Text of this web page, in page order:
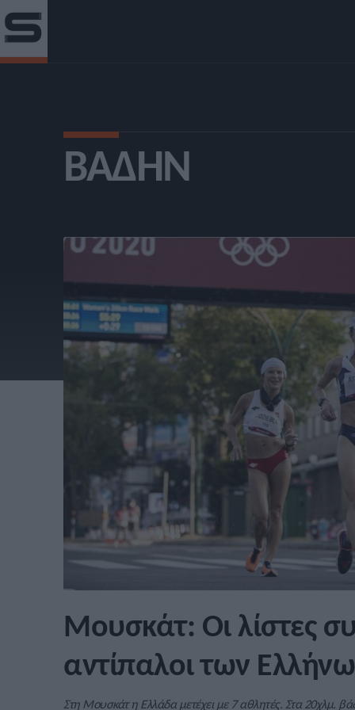
ΒΆΔΗΝ
Μουσκάτ: Οι λίστες
αντίπαλοι των
Στη Μουσκάτ η Ελλάδα μετέχει με 7 αθλητές. Στα 20χλμ.